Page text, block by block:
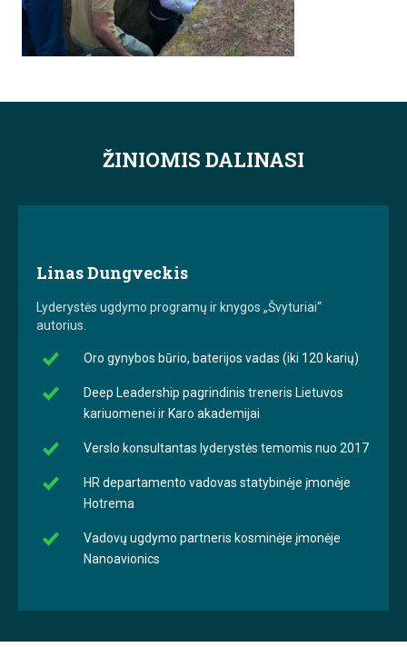
ŽINIOMIS DALINASI
Linas Dungveckis
Lyderystės ugdymo programų ir knygos „Švyturiai“
autorius.
Oro gynybos būrio, baterijos vadas (iki 120 karių)
Deep Leadership pagrindinis treneris Lietuvos
kariuomenei ir Karo akademijai
Verslo konsultantas lyderystės temomis nuo 2017
HR departamento vadovas statybinėje įmonėje
Hotrema
Vadovų ugdymo partneris kosminėje įmonėje
Nanoavionics